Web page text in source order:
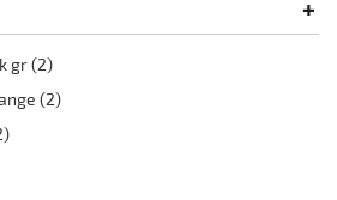
+
gr (2)
(2)